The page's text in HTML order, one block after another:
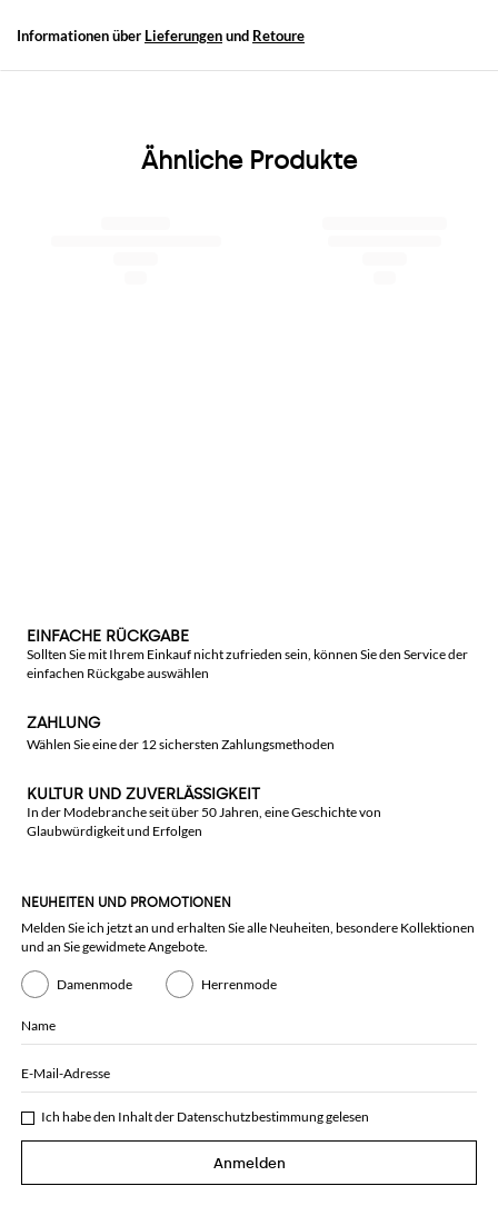
Informationen über Lieferungenund Retoure
Ähnliche Produkte
EINFACHE RÜCKGABE
Sollten Sie mit Ihrem Einkauf nicht zufrieden sein, können Sie den Service der
einfachen Rückgabe auswählen
ZAHLUNG
Wählen Sie eine der 12 sichersten Zahlungsmethoden
KULTUR UND ZUVERLÄSSIGKEIT
In der Modebranche seit über 50 Jahren, eine Geschichte von
Glaubwürdigkeit und Erfolgen
NEUHEITEN UND PROMOTIONEN
Melden Sie ich jetzt an und erhalten Sie alle Neuheiten, besondere Kollektionen
und an Sie gewidmete Angebote.
Damenmode Herrenmode
Name
E-Mail-Adresse
Ich habe den Inhalt der Datenschutzbestimmunggelesen
Anmelden